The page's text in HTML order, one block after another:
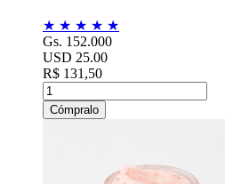
★ ★ ★ ★ ★
Gs. 152.000
USD 25.00
R$ 131,50
Cómpralo